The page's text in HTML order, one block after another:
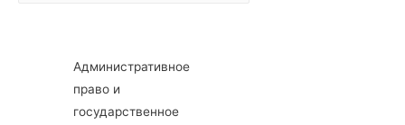
Административное
право и
государственное